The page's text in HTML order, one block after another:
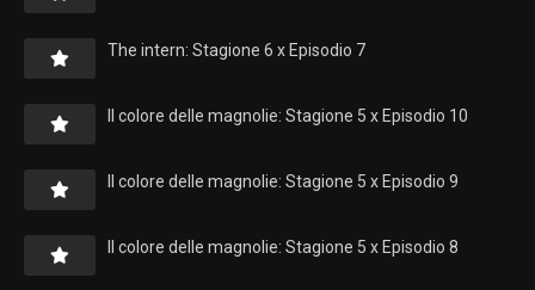
The intern: Stagione 6 x Episodio 7
Il colore delle magnolie: Stagione 5 x Episodio 10
Il colore delle magnolie: Stagione 5 x Episodio 9
Il colore delle magnolie: Stagione 5 x Episodio 8